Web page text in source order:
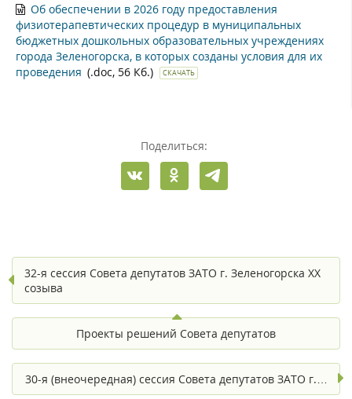
Об обеспечении в 2026 году предоставления
физиотерапевтических процедур в муниципальных
бюджетных дошкольных образовательных учреждениях
города Зеленогорска, в которых созданы условия для их
проведения (.doc, 56 Кб.) СКАЧАТЬ
Поделиться:
32-я сессия Совета депутатов ЗАТО г. Зеленогорска XX
созыва
Проекты решений Совета депутатов
30-я (внеочередная) сессия Совета депутатов ЗАТО г.…